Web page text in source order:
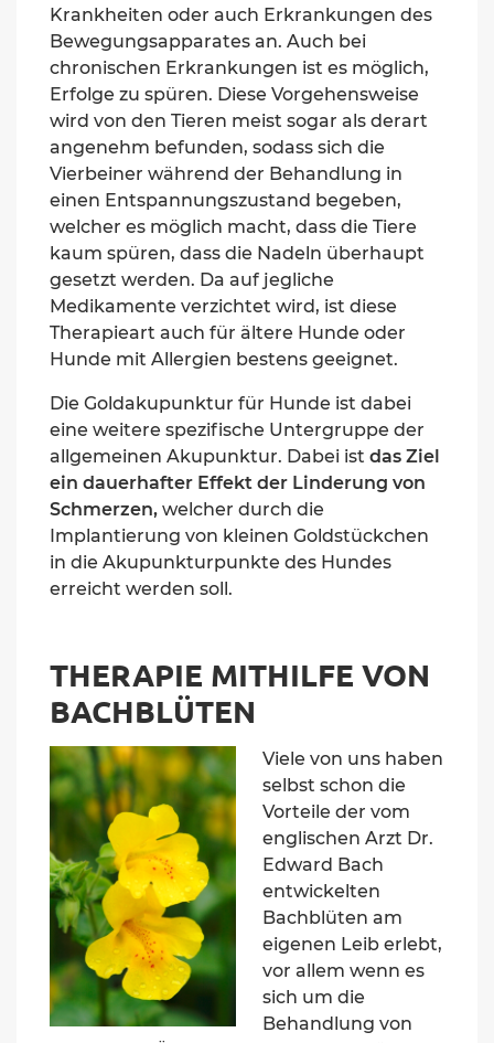
Krankheiten oder auch Erkrankungen des
Bewegungsapparates an. Auch bei
chronischen Erkrankungen ist es möglich,
Erfolge zu spüren. Diese Vorgehensweise
wird von den Tieren meist sogar als derart
angenehm befunden, sodass sich die
Vierbeiner während der Behandlung in
einen Entspannungszustand begeben,
welcher es möglich macht, dass die Tiere
kaum spüren, dass die Nadeln überhaupt
gesetzt werden. Da auf jegliche
Medikamente verzichtet wird, ist diese
Therapieart auch für ältere Hunde oder
Hunde mit Allergien bestens geeignet.
Die Goldakupunktur für Hunde ist dabei
eine weitere spezifische Untergruppe der
allgemeinen Akupunktur. Dabei ist das Ziel
ein dauerhafter Effekt der Linderung von
Schmerzen, welcher durch die
Implantierung von kleinen Goldstückchen
in die Akupunkturpunkte des Hundes
erreicht werden soll.
THERAPIE MITHILFE VON
BACHBLÜTEN
Viele von uns haben
selbst schon die
Vorteile der vom
englischen Arzt Dr.
Edward Bach
entwickelten
Bachblüten am
eigenen Leib erlebt,
vor allem wenn es
sich um die
Behandlung von